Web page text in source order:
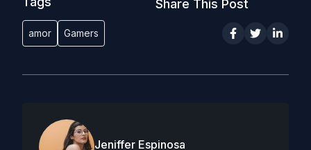
amor Gamers
Share This Post
Jeniffer Espinosa